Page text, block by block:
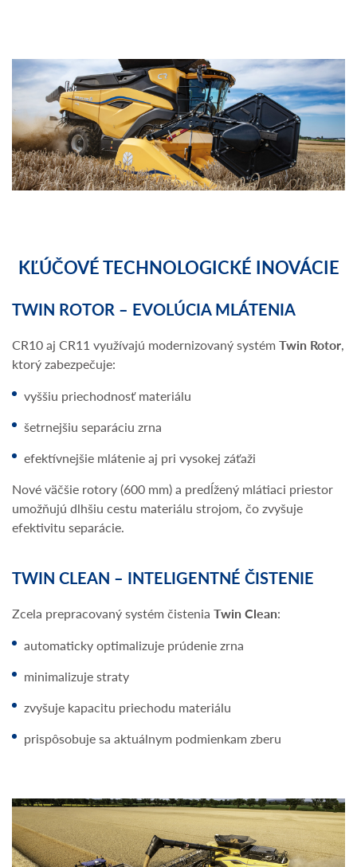
KĽÚČOVÉ TECHNOLOGICKÉ INOVÁCIE
TWIN ROTOR – EVOLÚCIA MLÁTENIA
CR10 aj CR11 využívajú modernizovaný systém Twin Rotor,
ktorý zabezpečuje:
vyššiu priechodnosť materiálu
šetrnejšiu separáciu zrna
efektívnejšie mlátenie aj pri vysokej záťaži
Nové väčšie rotory (600 mm) a predĺžený mlátiaci priestor
umožňujú dlhšiu cestu materiálu strojom, čo zvyšuje
efektivitu separácie.
TWIN CLEAN – INTELIGENTNÉ ČISTENIE
Zcela prepracovaný systém čistenia Twin Clean:
automaticky optimalizuje prúdenie zrna
minimalizuje straty
zvyšuje kapacitu priechodu materiálu
prispôsobuje sa aktuálnym podmienkam zberu